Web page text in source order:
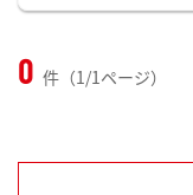
0 件（1/1ページ）